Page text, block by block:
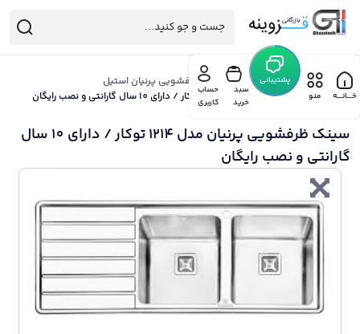
خـــانـــه منو
پشتیبانی
سبد
خرید
حساب
کاربری
خانه هود گاز سینک پرنیان/سینک ظرفشویی پرنیان استیل
/ سینک ظرفشویی پرنیان مدل 1214 توکار / دارای 10 سال گارانتی و نصب رایگان
سینک ظرفشویی پرنیان مدل 1214 توکار / دارای 10 سال
گارانتی و نصب رایگان